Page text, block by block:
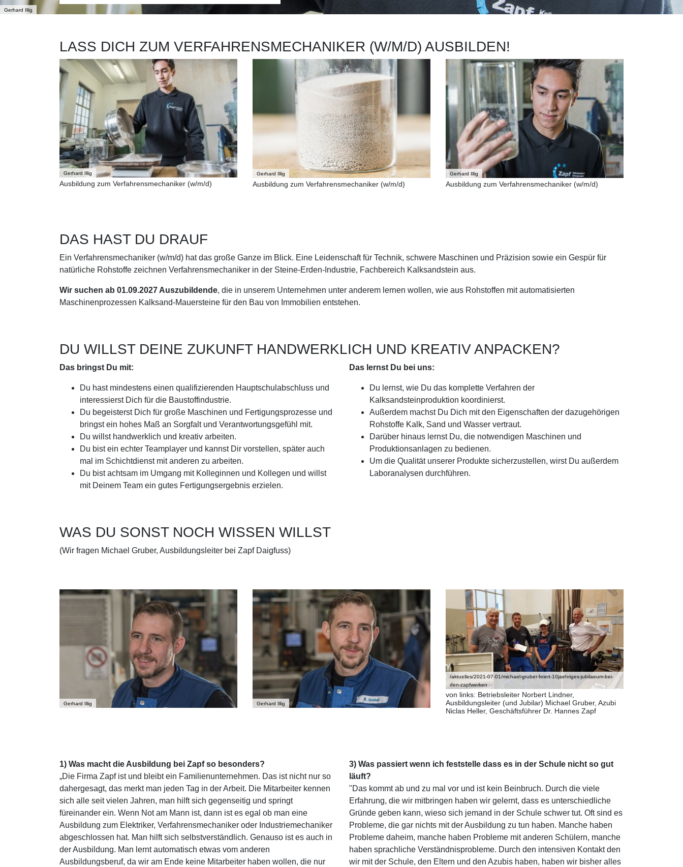
Gerhard Illig
LASS DICH ZUM VERFAHRENSMECHANIKER (W/M/D) AUSBILDEN!
Gerhard Illig
Ausbildung zum Verfahrensmechaniker (w/m/d)
Gerhard Illig
Ausbildung zum Verfahrensmechaniker (w/m/d)
Gerhard Illig
Ausbildung zum Verfahrensmechaniker (w/m/d)
DAS HAST DU DRAUF
Ein Verfahrensmechaniker (w/m/d) hat das große Ganze im Blick. Eine Leidenschaft für Technik, schwere Maschinen und Präzision sowie ein Gespür für
natürliche Rohstoffe zeichnen Verfahrensmechaniker in der Steine-Erden-Industrie, Fachbereich Kalksandstein aus.
Wir suchen ab 01.09.2027 Auszubildende, die in unserem Unternehmen unter anderem lernen wollen, wie aus Rohstoffen mit automatisierten
Maschinenprozessen Kalksand-Mauersteine für den Bau von Immobilien entstehen.
DU WILLST DEINE ZUKUNFT HANDWERKLICH UND KREATIV ANPACKEN?
Das bringst Du mit:
Du hast mindestens einen qualifizierenden Hauptschulabschluss und
interessierst Dich für die Baustoffindustrie.
Du begeisterst Dich für große Maschinen und Fertigungsprozesse und
bringst ein hohes Maß an Sorgfalt und Verantwortungsgefühl mit.
Du willst handwerklich und kreativ arbeiten.
Du bist ein echter Teamplayer und kannst Dir vorstellen, später auch
mal im Schichtdienst mit anderen zu arbeiten.
Du bist achtsam im Umgang mit Kolleginnen und Kollegen und willst
mit Deinem Team ein gutes Fertigungsergebnis erzielen.
Das lernst Du bei uns:
Du lernst, wie Du das komplette Verfahren der
Kalksandsteinproduktion koordinierst.
Außerdem machst Du Dich mit den Eigenschaften der dazugehörigen
Rohstoffe Kalk, Sand und Wasser vertraut.
Darüber hinaus lernst Du, die notwendigen Maschinen und
Produktionsanlagen zu bedienen.
Um die Qualität unserer Produkte sicherzustellen, wirst Du außerdem
Laboranalysen durchführen.
WAS DU SONST NOCH WISSEN WILLST
(Wir fragen Michael Gruber, Ausbildungsleiter bei Zapf Daigfuss)
Gerhard Illig Gerhard Illig
/aktuelles/2021-07-01/michael-gruber-feiert-10jaehriges-jubilaeum-bei-
den-zapfwerken
von links: Betriebsleiter Norbert Lindner,
Ausbildungsleiter (und Jubilar) Michael Gruber, Azubi
Niclas Heller, Geschäftsführer Dr. Hannes Zapf
1) Was macht die Ausbildung bei Zapf so besonders?
„Die Firma Zapf ist und bleibt ein Familienunternehmen. Das ist nicht nur so
dahergesagt, das merkt man jeden Tag in der Arbeit. Die Mitarbeiter kennen
sich alle seit vielen Jahren, man hilft sich gegenseitig und springt
füreinander ein. Wenn Not am Mann ist, dann ist es egal ob man eine
Ausbildung zum Elektriker, Verfahrensmechaniker oder Industriemechaniker
abgeschlossen hat. Man hilft sich selbstverständlich. Genauso ist es auch in
der Ausbildung. Man lernt automatisch etwas vom anderen
Ausbildungsberuf, da wir am Ende keine Mitarbeiter haben wollen, die nur
3) Was passiert wenn ich feststelle dass es in der Schule nicht so gut
läuft?
"Das kommt ab und zu mal vor und ist kein Beinbruch. Durch die viele
Erfahrung, die wir mitbringen haben wir gelernt, dass es unterschiedliche
Gründe geben kann, wieso sich jemand in der Schule schwer tut. Oft sind es
Probleme, die gar nichts mit der Ausbildung zu tun haben. Manche haben
Probleme daheim, manche haben Probleme mit anderen Schülern, manche
haben sprachliche Verständnisprobleme. Durch den intensiven Kontakt den
wir mit der Schule, den Eltern und den Azubis haben, haben wir bisher alles